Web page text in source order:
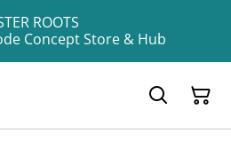
ROOTS
Concept Store & Hub